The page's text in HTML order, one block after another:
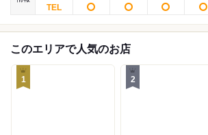
このエリアで人気のお店
1 2